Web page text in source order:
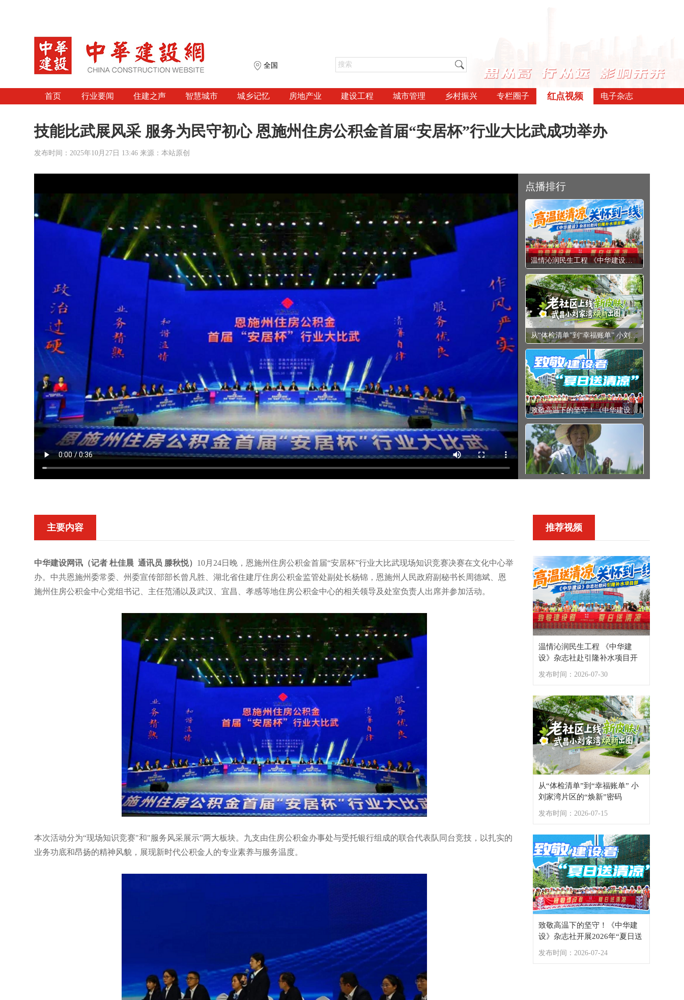
全国
首页 行业要闻 住建之声 智慧城市 城乡记忆 房地产业 建设工程 城市管理 乡村振兴 专栏圈子 红点视频 电子杂志
技能比武展风采 服务为民守初心 恩施州住房公积金首届“安居杯”行业大比武成功举办
发布时间：2025年10月27日 13:46 来源：本站原创
点播排行
温情沁润民生工程 《中华建设》杂志社赴引隆补水项目开展“夏日送清凉”活动
从“体检清单”到“幸福账单” 小刘家湾片区的“焕新”密码
致敬高温下的坚守！《中华建设》杂志社开展2026年“夏日送清凉”慰问一线建设者活动
建设行业公益短片《守护塔尖上的安全》
购房补贴+文旅优惠！这个周末来这里寻觅宜居湖北清凉地
场上“宿敌”，场下兄弟！他把最强的对手，变成了最棒的朋友
中建三局近80个建筑工地同升国旗、共庆“七一”
湖北省科技馆新馆再争先！以技术创新激活项目建设“一江春水”
武汉市首部文明晾晒公约出台，“武昌区美丽晾晒联盟”正式成立
主要内容
中华建设网讯（记者 杜佳晨 通讯员 滕秋悦） 10月24日晚，恩施州住房公积金首届“安居杯”行业大比武现场知识竞赛决赛在文化中心举
办。中共恩施州委常委、州委宣传部部长曾凡胜、湖北省住建厅住房公积金监管处副处长杨锦，恩施州人民政府副秘书长周德斌、恩
施州住房公积金中心党组书记、主任范涌以及武汉、宜昌、孝感等地住房公积金中心的相关领导及处室负责人出席并参加活动。
本次活动分为“现场知识竞赛"和"服务风采展示”两大板块。九支由住房公积金办事处与受托银行组成的联合代表队同台竞技，以扎实的
业务功底和昂扬的精神风貌，展现新时代公积金人的专业素养与服务温度。
推荐视频
温情沁润民生工程 《中华建
设》杂志社赴引隆补水项目开
展“夏日送清凉”活动
发布时间：2026-07-30
从“体检清单”到“幸福账单” 小
刘家湾片区的“焕新”密码
发布时间：2026-07-15
致敬高温下的坚守！《中华建
设》杂志社开展2026年“夏日送
清凉”慰问一线建设者活动
发布时间：2026-07-24